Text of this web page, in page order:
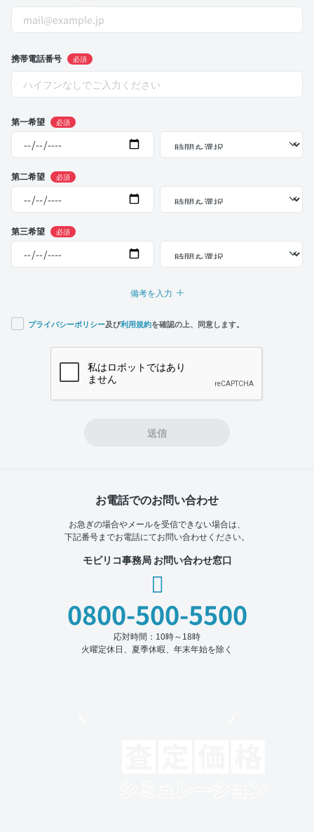
携帯電話番号 必須
第一希望 必須
第二希望 必須
第三希望 必須
備考を入力
プライバシーポリシー及び利用規約を確認の上、同意します。
送信
お電話でのお問い合わせ
お急ぎの場合やメールを受信できない場合は、
下記番号までお電話にてお問い合わせください。
モビリコ事務局 お問い合わせ窓口
0800-500-5500
応対時間：10時～18時
火曜定休日、夏季休暇、年末年始を除く